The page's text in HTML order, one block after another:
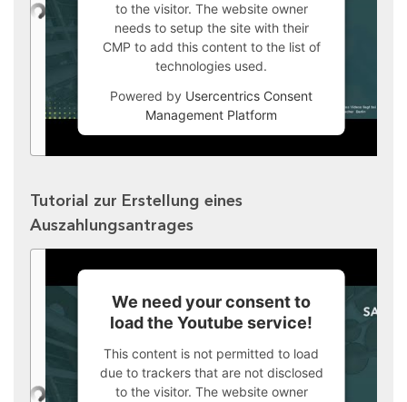
to the visitor. The website owner
needs to setup the site with their
CMP to add this content to the list of
technologies used.
Powered by Usercentrics Consent
Management Platform
Tutorial zur Erstellung eines
Auszahlungsantrages
We need your consent to
load the Youtube service!
This content is not permitted to load
due to trackers that are not disclosed
to the visitor. The website owner